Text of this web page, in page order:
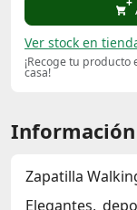
Ver stock en
¡Recoge tu
casa!
Zapatilla
Elegantes,